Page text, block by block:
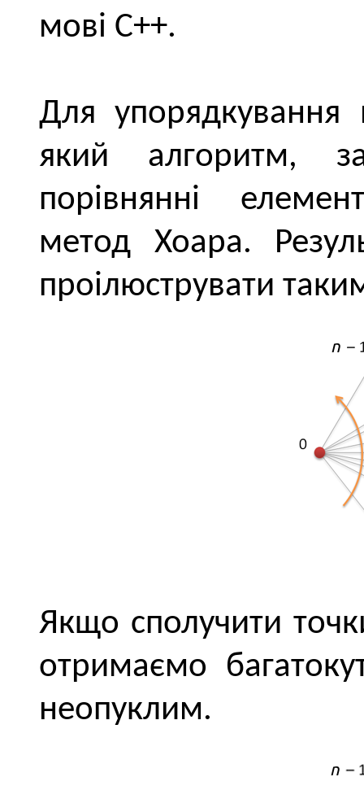
мові C++.
Для упорядкування
який алгоритм,
порівнянні
метод Хоара.
проілюструвати
Якщо сполучити
отримаємо
неопуклим.